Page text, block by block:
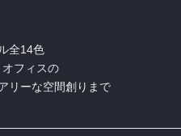
全14色
フィスの
リーな空間創りまで